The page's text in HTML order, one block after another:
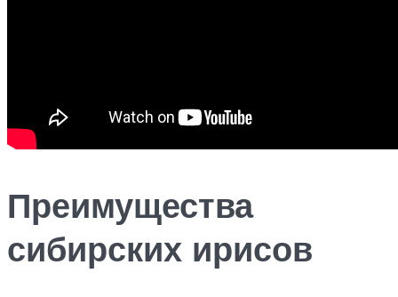
Преимущества
сибирских ирисов